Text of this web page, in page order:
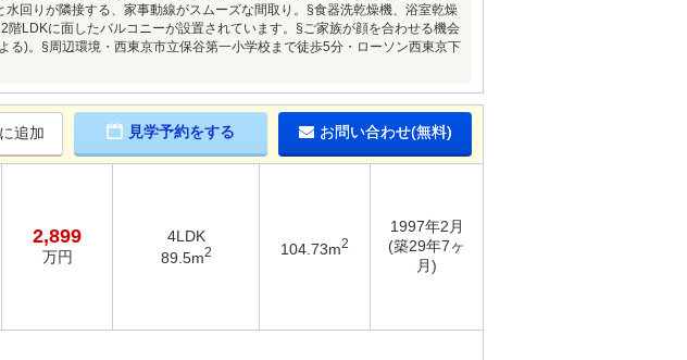
回りが隣接する、家事動線がスムーズな間取り。§食器洗乾燥機、浴室乾燥
LDKに面したバルコニーが設置されています。§ご家族が顔を合わせる機会
)。§周辺環境・西東京市立保谷第一小学校まで徒歩5分・ローソン西東京下
追加 見学予約をする お問い合わせ(無料)
2,899
万円
4LDK
89.5m2 104.73m2
1997年2月
(築29年7ヶ
月)